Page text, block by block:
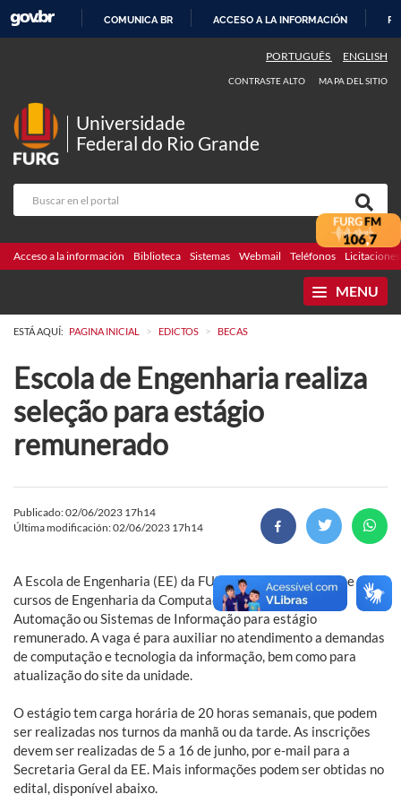
CONTENIDO
COMUNICA BR ACCESO A LA INFORMACIÓN
PORTUGUÊS ENGLISH
CONTRASTE ALTO MAPA DEL SITIO
Universidade
Federal do Rio Grande
Acceso a la información Biblioteca Sistemas Webmail Teléfonos Licitaciones
MENU
ESTÁ AQUÍ: PAGINA INICIAL > EDICTOS > BECAS
Escola de Engenharia realiza
seleção para estágio
remunerado
Publicado: 02/06/2023 17h14
Última modificación: 02/06/2023 17h14
A Escola de Engenharia (EE) da FURG seleciona estudante dos
cursos de Engenharia da Computação, Engenharia de
Automação ou Sistemas de Informação para estágio
remunerado. A vaga é para auxiliar no atendimento a demandas
de computação e tecnologia da informação, bem como para
atualização do site da unidade.
O estágio tem carga horária de 20 horas semanais, que podem
ser realizadas nos turnos da manhã ou da tarde. As inscrições
devem ser realizadas de 5 a 16 de junho, por e-mail para a
Secretaria Geral da EE. Mais informações podem ser obtidas no
edital, disponível abaixo.